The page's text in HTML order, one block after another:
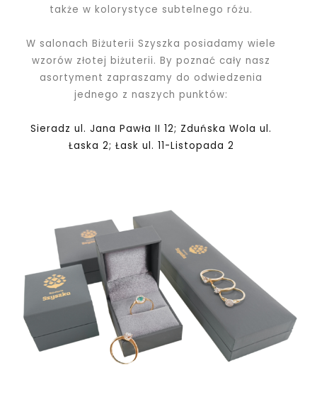
także w kolorystyce subtelnego różu.
W salonach Biżuterii Szyszka posiadamy wiele
wzorów złotej biżuterii. By poznać cały nasz
asortyment zapraszamy do odwiedzenia
jednego z naszych punktów:
Sieradz ul. Jana Pawła II 12; Zduńska Wola ul.
Łaska 2; Łask ul. 11-Listopada 2